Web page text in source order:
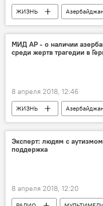
ЖИЗНЬ Азербайджан
Баку
Абшерон
Министерство экологии и
Прогноз погоды
МИД АР - о наличии
среди жертв трагедии в
8 апреля 2018, 12:46
ЖИЗНЬ
Азербайджан
Происшествия
Новости мира
Хикмет Гаджиев
Эксперт: людям с
поддержка
8 апреля 2018, 12:20